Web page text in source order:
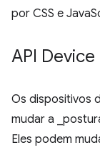
por CSS e
API
Os dispositivos
mudar a
Eles podem